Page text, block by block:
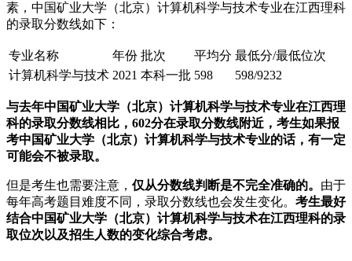
素，中国矿业大学（北京）计算机科学与技术专业在江西理科
的录取分数线如下：
专业名称 年份 批次 平均分 最低分/最低位次
计算机科学与技术 2021 本科一批 598 598/9232
与去年中国矿业大学（北京）计算机科学与技术专业在江西理
科的录取分数线相比，602分在录取分数线附近，考生如果报
考中国矿业大学（北京）计算机科学与技术专业的话，有一定
可能会不被录取。
但是考生也需要注意， 仅从分数线判断是不完全准确的。 由于
每年高考题目难度不同，录取分数线也会发生变化。 考生最好
结合中国矿业大学（北京）计算机科学与技术在江西理科的录
取位次以及招生人数的变化综合考虑。